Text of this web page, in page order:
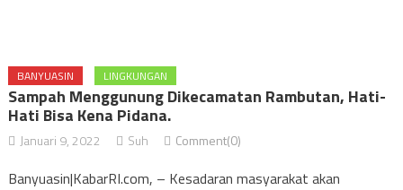
BANYUASIN LINGKUNGAN
Sampah Menggunung Dikecamatan Rambutan, Hati-
Hati Bisa Kena Pidana.
Januari 9, 2022 Suh Comment(0)
Banyuasin|KabarRI.com, – Kesadaran masyarakat akan